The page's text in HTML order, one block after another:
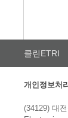
클린ETRI
개인정보처
(34129) 대